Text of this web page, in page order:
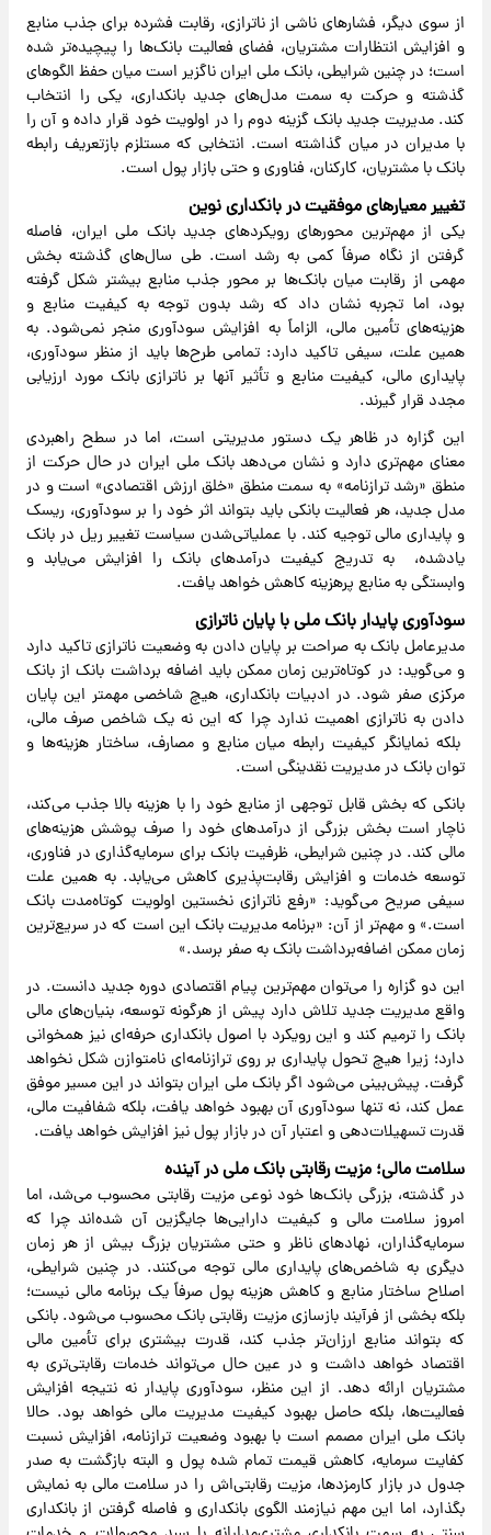
از سوی دیگر، فشارهای ناشی از ناترازی، رقابت فشرده برای جذب منابع
و افزایش انتظارات مشتریان، فضای فعالیت بانک‌ها را پیچیده‌تر شده
است؛ در چنین شرایطی، بانک ملی ایران ناگزیر است میان حفظ الگوهای
گذشته و حرکت به سمت مدل‌های جدید بانکداری، یکی را انتخاب
کند. مدیریت جدید بانک گزینه دوم را در اولویت خود قرار داده و آن را
با مدیران در میان گذاشته است. انتخابی که مستلزم بازتعریف رابطه
بانک با مشتریان، کارکنان، فناوری و حتی بازار پول است.
تغییر معیارهای موفقیت در بانکداری نوین
یکی از مهم‌ترین محورهای رویکردهای جدید بانک ملی ایران، فاصله
گرفتن از نگاه صرفاً کمی به رشد است. طی سال‌های گذشته بخش
مهمی از رقابت میان بانک‌ها بر محور جذب منابع بیشتر شکل گرفته
بود، اما تجربه نشان داد که رشد بدون توجه به کیفیت منابع و
هزینه‌های تأمین مالی، الزاماً به افزایش سودآوری منجر نمی‌شود. به
همین علت، سیفی تاکید دارد: تمامی طرح‌ها باید از منظر سودآوری،
پایداری مالی، کیفیت منابع و تأثیر آنها بر ناترازی بانک مورد ارزیابی
مجدد قرار گیرند.
این گزاره در ظاهر یک دستور مدیریتی است، اما در سطح راهبردی
معنای مهم‌تری دارد و نشان می‌دهد بانک ملی ایران در حال حرکت از
منطق «رشد ترازنامه» به سمت منطق «خلق ارزش اقتصادی» است و در
مدل جدید، هر فعالیت بانکی باید بتواند اثر خود را بر سودآوری، ریسک
و پایداری مالی توجیه کند. با عملیاتی‌شدن سیاست تغییر ریل در بانک
یادشده، به تدریج کیفیت درآمدهای بانک را افزایش می‌یابد و
وابستگی به منابع پرهزینه کاهش خواهد یافت.
سودآوری پایدار بانک ملی با پایان ناترازی
مدیرعامل بانک به صراحت بر پایان دادن به وضعیت ناترازی تاکید دارد
و می‌گوید: در کوتاه‌ترین زمان ممکن باید اضافه برداشت بانک از بانک
مرکزی صفر شود. در ادبیات بانکداری، هیچ شاخصی مهمتر این پایان
دادن به ناترازی اهمیت ندارد چرا که این نه یک شاخص صرف مالی،
بلکه نمایانگر کیفیت رابطه میان منابع و مصارف، ساختار هزینه‌ها و
توان بانک در مدیریت نقدینگی است.
بانکی که بخش قابل توجهی از منابع خود را با هزینه بالا جذب می‌کند،
ناچار است بخش بزرگی از درآمدهای خود را صرف پوشش هزینه‌های
مالی کند. در چنین شرایطی، ظرفیت بانک برای سرمایه‌گذاری در فناوری،
توسعه خدمات و افزایش رقابت‌پذیری کاهش می‌یابد. به همین علت
سیفی صریح می‌گوید: «رفع ناترازی نخستین اولویت کوتاه‌مدت بانک
است.» و مهم‌تر از آن: «برنامه مدیریت بانک این است که در سریع‌ترین
زمان ممکن اضافه‌برداشت بانک به صفر برسد.»
این دو گزاره را می‌توان مهم‌ترین پیام اقتصادی دوره جدید دانست. در
واقع مدیریت جدید تلاش دارد پیش از هرگونه توسعه، بنیان‌های مالی
بانک را ترمیم کند و این رویکرد با اصول بانکداری حرفه‌ای نیز همخوانی
دارد؛ زیرا هیچ تحول پایداری بر روی ترازنامه‌ای نامتوازن شکل نخواهد
گرفت. پیش‌بینی می‌شود اگر بانک ملی ایران بتواند در این مسیر موفق
عمل کند، نه تنها سودآوری آن بهبود خواهد یافت، بلکه شفافیت مالی،
قدرت تسهیلات‌دهی و اعتبار آن در بازار پول نیز افزایش خواهد یافت.
سلامت مالی؛ مزیت رقابتی بانک ملی در آینده
در گذشته، بزرگی بانک‌ها خود نوعی مزیت رقابتی محسوب می‌شد، اما
امروز سلامت مالی و کیفیت دارایی‌ها جایگزین آن شده‌اند چرا که
سرمایه‌گذاران، نهادهای ناظر و حتی مشتریان بزرگ بیش از هر زمان
دیگری به شاخص‌های پایداری مالی توجه می‌کنند. در چنین شرایطی،
اصلاح ساختار منابع و کاهش هزینه پول صرفاً یک برنامه مالی نیست؛
بلکه بخشی از فرآیند بازسازی مزیت رقابتی بانک محسوب می‌شود. بانکی
که بتواند منابع ارزان‌تر جذب کند، قدرت بیشتری برای تأمین مالی
اقتصاد خواهد داشت و در عین حال می‌تواند خدمات رقابتی‌تری به
مشتریان ارائه دهد. از این منظر، سودآوری پایدار نه نتیجه افزایش
فعالیت‌ها، بلکه حاصل بهبود کیفیت مدیریت مالی خواهد بود. حالا
بانک ملی ایران مصمم است با بهبود وضعیت ترازنامه، افزایش نسبت
کفایت سرمایه، کاهش قیمت تمام شده پول و البته بازگشت به صدر
جدول در بازار کارمزدها، مزیت رقابتی‌اش را در سلامت مالی به نمایش
بگذارد، اما این مهم نیازمند الگوی بانکداری و فاصله گرفتن از بانکداری